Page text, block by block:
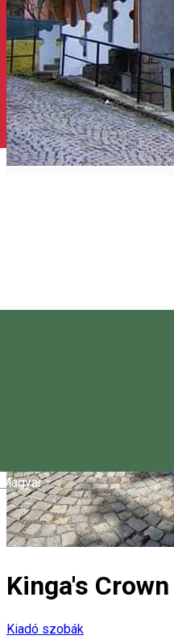
Magyar
Kinga's Crown
Kiadó szobák